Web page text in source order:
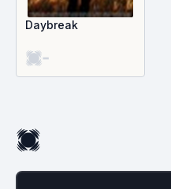
Daybreak
-